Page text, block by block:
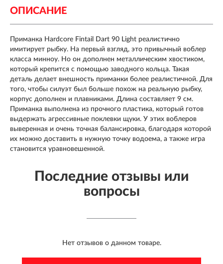
ОПИСАНИЕ
Приманка Hardcore Fintail Dart 90 Light реалистично
имитирует рыбку. На первый взгляд, это привычный воблер
класса минноу. Но он дополнен металлическим хвостиком,
который крепится с помощью заводного кольца. Такая
деталь делает внешность приманки более реалистичной. Для
того, чтобы силуэт был больше похож на реальную рыбку,
корпус дополнен и плавниками. Длина составляет 9 см.
Приманка выполнена из прочного пластика, который готов
выдержать агрессивные поклевки щуки. У этих воблеров
выверенная и очень точная балансировка, благодаря которой
их можно доставить в нужную точку водоема, а также игра
становится уравновешенной.
Последние отзывы или
вопросы
Нет отзывов о данном товаре.